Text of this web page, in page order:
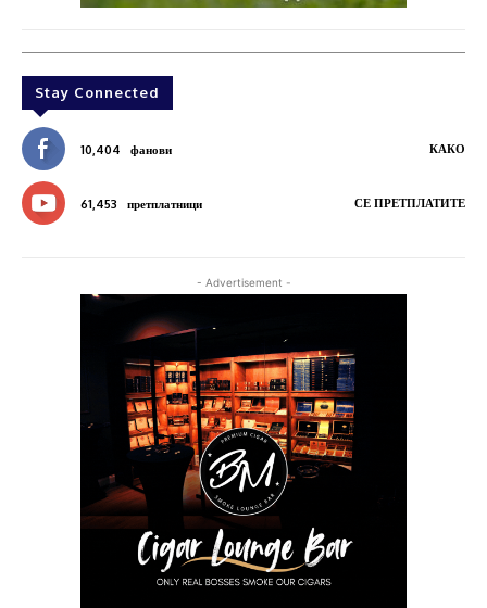
Stay Connected
10,404 фанови КАКО
61,453 претплатници СЕ ПРЕТПЛАТИТЕ
- Advertisement -